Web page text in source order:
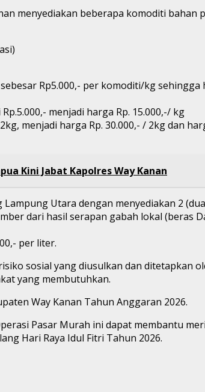
menyediakan beberapa komoditi
Rp5.000,- per komoditi/kg
menjadi harga Rp. 15.000,-/ kg
menjadi harga Rp. 30.000,- / 2kg dan
Kini Jabat Kapolres Way Kanan
Utara dengan menyediakan 2
dari hasil serapan gabah lokal (beras
per liter.
sosial yang diusulkan dan
yang membutuhkan.
Way Kanan Tahun Anggaran 2026.
Pasar Murah ini dapat membantu
Hari Raya Idul Fitri Tahun 2026.